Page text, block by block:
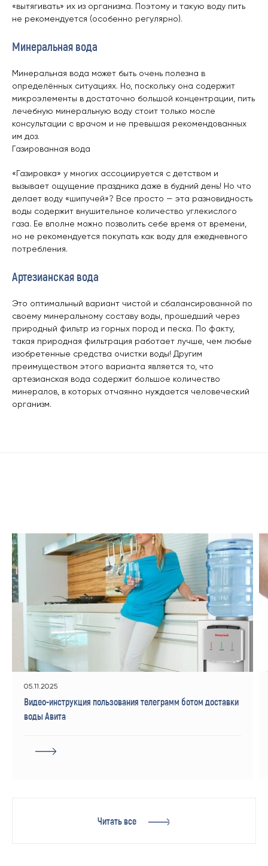
«вытягивать» их из организма. Поэтому и такую воду пить
не рекомендуется (особенно регулярно).
Минеральная вода
Минеральная вода может быть очень полезна в
определённых ситуациях. Но, поскольку она содержит
микроэлементы в достаточно большой концентрации, пить
лечебную минеральную воду стоит только мосле
консультации с врачом и не превышая рекомендованных
им доз.
Газированная вода
«Газировка» у многих ассоциируется с детством и
вызывает ощущение праздника даже в будний день! Но что
делает воду «шипучей»? Все просто — эта разновидность
воды содержит внушительное количество углекислого
газа. Ее вполне можно позволить себе время от времени,
но не рекомендуется покупать как воду для ежедневного
потребления.
Артезианская вода
Это оптимальный вариант чистой и сбалансированной по
своему минеральному составу воды, прошедший через
природный фильтр из горных пород и песка. По факту,
такая природная фильтрация работает лучше, чем любые
изобретенные средства очистки воды! Другим
преимуществом этого варианта является то, что
артезианская вода содержит большое количество
минералов, в которых отчаянно нуждается человеческий
организм.
05.11.2025
Видео-инструкция пользования телеграмм ботом доставки
воды Авита
Читать все